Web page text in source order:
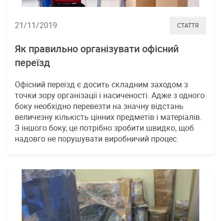
21/11/2019 СТАТТЯ
Як правильно організувати офісний
переїзд
Офісний переїзд є досить складним заходом з
точки зору організації і насиченості. Адже з одного
боку необхідно перевезти на значну відстань
величезну кількість цінних предметів і матеріалів.
З іншого боку, це потрібно зробити швидко, щоб
надовго не порушувати виробничий процес.